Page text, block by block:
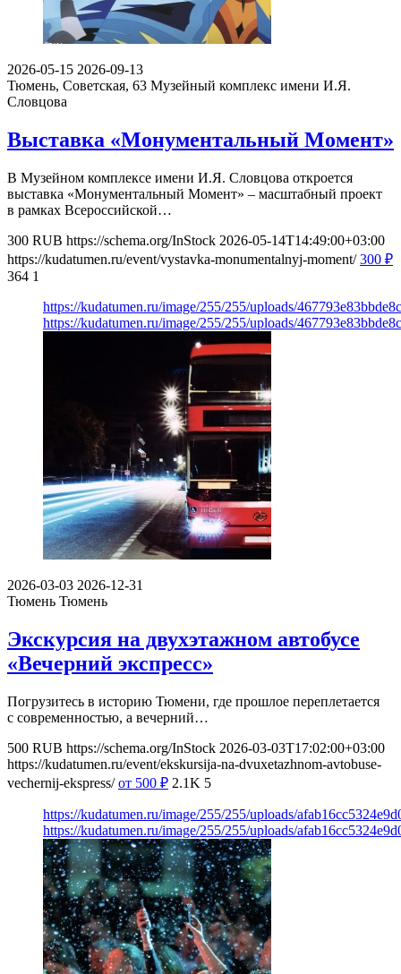
2026-05-15 2026-09-13
Тюмень, Советская, 63 Музейный комплекс имени И.Я.
Словцова
Выставка «Монументальный Момент»
В Музейном комплексе имени И.Я. Словцова откроется
выставка «Монументальный Момент» – масштабный проект
в рамках Всероссийской…
300 RUB https://schema.org/InStock 2026-05-14T14:49:00+03:00
https://kudatumen.ru/event/vystavka-monumentalnyj-moment/ 300 ₽
364 1
https://kudatumen.ru/image/255/255/uploads/
https://kudatumen.ru/image/255/255/uploads/
2026-03-03 2026-12-31
Тюмень Тюмень
Экскурсия на двухэтажном автобусе
«Вечерний экспресс»
Погрузитесь в историю Тюмени, где прошлое переплетается
с современностью, а вечерний…
500 RUB https://schema.org/InStock 2026-03-03T17:02:00+03:00
https://kudatumen.ru/event/ekskursija-na-dvuxetazhnom-avtobuse-
vechernij-ekspress/ от 500 ₽ 2.1K 5
https://kudatumen.ru/image/255/255/uploads/
https://kudatumen.ru/image/255/255/uploads/